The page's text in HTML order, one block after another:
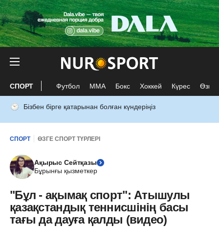
СПОРТ Футбол ММА Бокс Хоккей Күрес Өзге
Бізбен бірге қатарынан болған күндеріңіз
СПОРТ ӨЗГЕ СПОРТ ТҮРЛЕРІ
Ақырыс Сейтқазы
Бұрынғы қызметкер
"Бұл - ақымақ спорт": Атышулы
қазақстандық теннисшінің басы
тағы да дауға қалды (видео)